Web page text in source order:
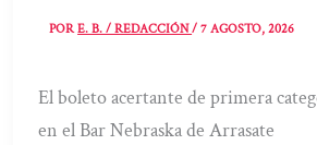
PORE. B. / REDACCIÓN/7 AGOSTO, 2026
El boleto acertante de primera
en el Bar Nebraska de Arrasate